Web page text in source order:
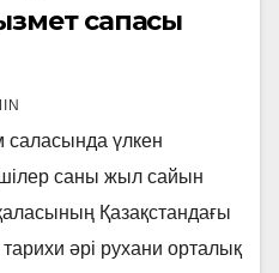
сапасы
саласында үлкен
саны жыл сайын
Қазақстандағы
әрі рухани орталық